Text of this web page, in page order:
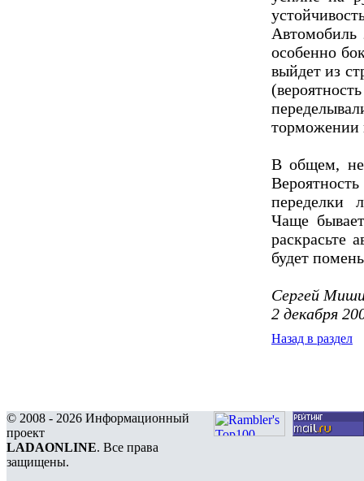
Автомобиль
особенно
выйдет из
торможении
В общем, не
переделки
Чаще
раскрасьте
будет
Сергей
2 декабря
Назад в раздел
© 2008 - 2026 Информационный
проект
LADAONLINE. Все права
защищены.